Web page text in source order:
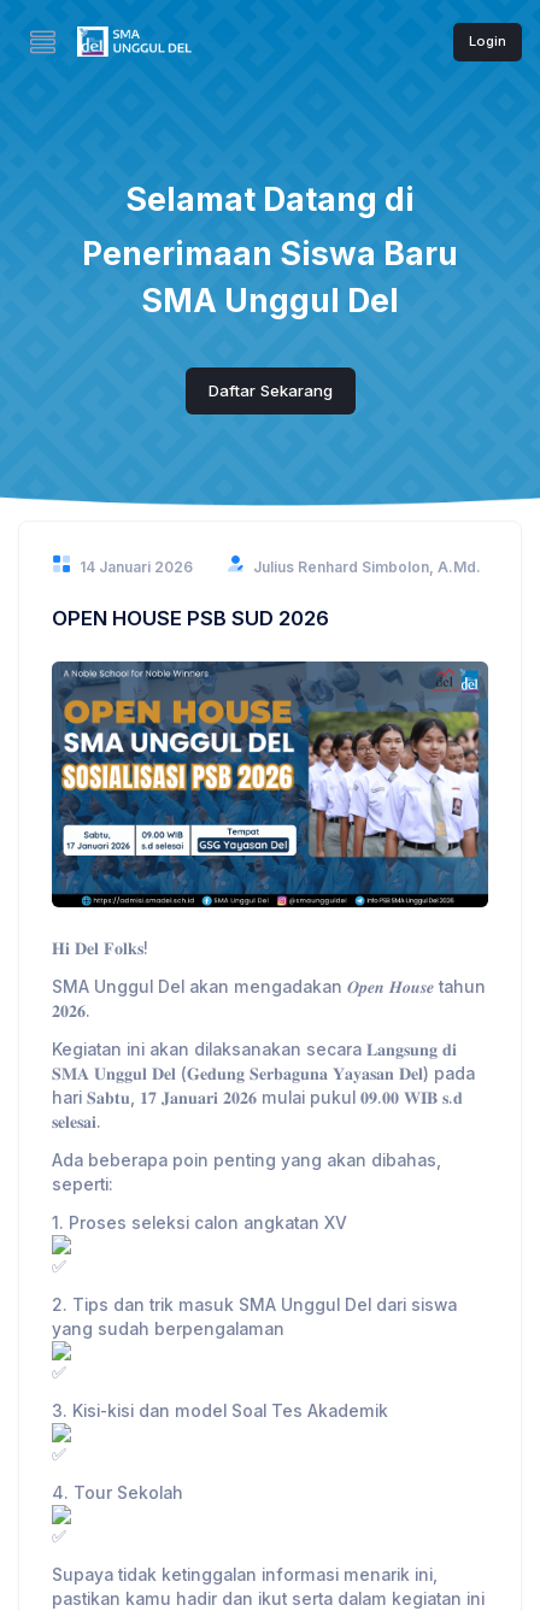
Login
Selamat Datang di
Penerimaan Siswa Baru
SMA Unggul Del
Daftar Sekarang
14 Januari 2026 Julius Renhard Simbolon, A.Md.
OPEN HOUSE PSB SUD 2026
𝐇𝐢 𝐃𝐞𝐥 𝐅𝐨𝐥𝐤𝐬!
SMA Unggul Del akan mengadakan 𝑶𝒑𝒆𝒏 𝑯𝒐𝒖𝒔𝒆 tahun
𝟐𝟎𝟐𝟔.
Kegiatan ini akan dilaksanakan secara 𝐋𝐚𝐧𝐠𝐬𝐮𝐧𝐠 𝐝𝐢
𝐒𝐌𝐀 𝐔𝐧𝐠𝐠𝐮𝐥 𝐃𝐞𝐥 (𝐆𝐞𝐝𝐮𝐧𝐠 𝐒𝐞𝐫𝐛𝐚𝐠𝐮𝐧𝐚 𝐘𝐚𝐲𝐚𝐬𝐚𝐧 𝐃𝐞𝐥) pada
hari 𝐒𝐚𝐛𝐭𝐮, 𝟏𝟕 𝐉𝐚𝐧𝐮𝐚𝐫𝐢 𝟐𝟎𝟐𝟔 mulai pukul 𝟎𝟗.𝟎𝟎 𝐖𝐈𝐁 𝐬.𝐝
𝐬𝐞𝐥𝐞𝐬𝐚𝐢.
Ada beberapa poin penting yang akan dibahas,
seperti:
1. Proses seleksi calon angkatan XV
2. Tips dan trik masuk SMA Unggul Del dari siswa
yang sudah berpengalaman
3. Kisi-kisi dan model Soal Tes Akademik
4. Tour Sekolah
Supaya tidak ketinggalan informasi menarik ini,
pastikan kamu hadir dan ikut serta dalam kegiatan ini